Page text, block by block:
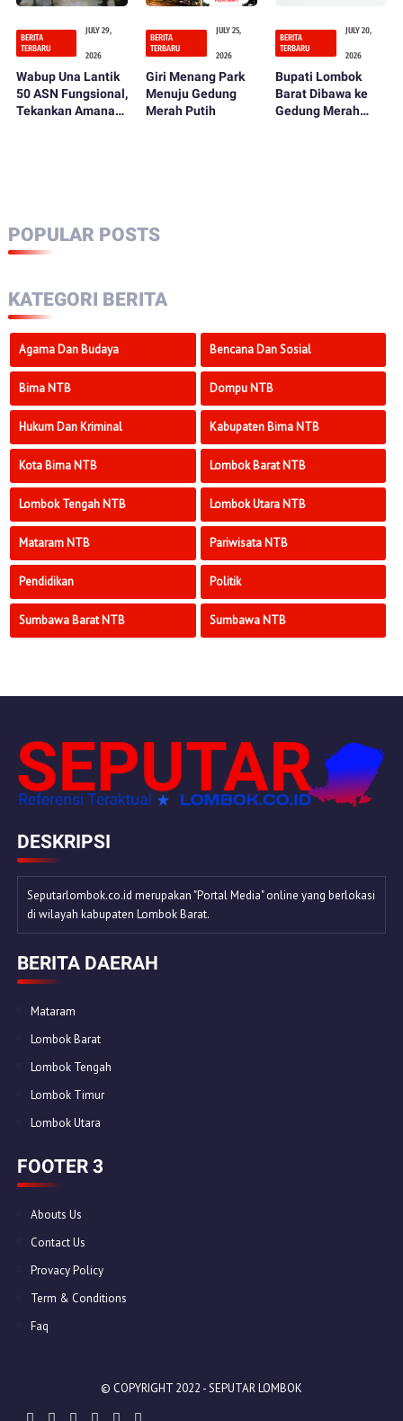
BERITA
TERBARU
JULY 29,
2026
Wabup Una Lantik
50 ASN Fungsional,
Tekankan Amanah
BERITA
TERBARU
JULY 25,
2026
Giri Menang Park
Menuju Gedung
Merah Putih
BERITA
TERBARU
JULY 20,
2026
Bupati Lombok
Barat Dibawa ke
Gedung Merah
POPULAR POSTS
KATEGORI BERITA
Agama Dan Budaya Bencana Dan Sosial
Bima NTB Dompu NTB
Hukum Dan Kriminal Kabupaten Bima NTB
Kota Bima NTB Lombok Barat NTB
Lombok Tengah NTB Lombok Utara NTB
Mataram NTB Pariwisata NTB
Pendidikan Politik
Sumbawa Barat NTB Sumbawa NTB
DESKRIPSI
Seputarlombok.co.id merupakan "Portal Media" online yang berlokasi
di wilayah kabupaten Lombok Barat.
BERITA DAERAH
Mataram
Lombok Barat
Lombok Tengah
Lombok Timur
Lombok Utara
FOOTER 3
Abouts Us
Contact Us
Provacy Policy
Term & Conditions
Faq
© COPYRIGHT 2022 -SEPUTAR LOMBOK